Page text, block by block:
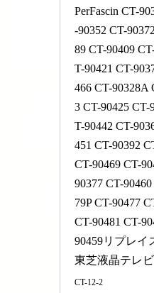
PerFascin CT-
-90352 CT-
89 CT-90409
T-90421 CT-
466 CT-90328A
3 CT-90425 CT-
T-90442 CT-
451 CT-90392
CT-90469 CT-
90377 CT-
79P CT-90477
CT-90481 CT-
90459リプレイ
東芝液晶テレビ
CT-12-2